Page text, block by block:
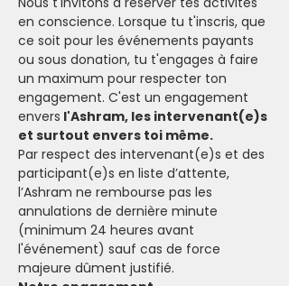
en conscience. Lorsque tu t'inscris, que
ce soit pour les événements payants
ou sous donation, tu t'engages à faire
un maximum pour respecter ton
engagement. C'est un engagement
envers l'Ashram, les intervenant(e)s
et surtout envers toi même.
Par respect des intervenant(e)s et des
participant(e)s en liste d’attente,
l’Ashram ne rembourse pas les
annulations de dernière minute
(minimum 24 heures avant
l'événement) sauf cas de force
majeure dûment justifié.